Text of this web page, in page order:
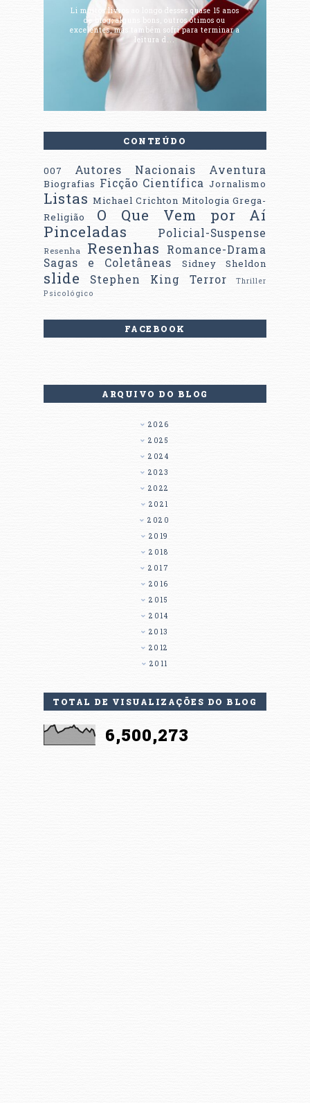
Li muitos livros ao longo desses quase 15 anos
de blog; alguns bons, outros ótimos ou
excelentes, mas também sofri para terminar a
leitura d...
CONTEÚDO
007 Autores Nacionais Aventura
Biografias Ficção Científica Jornalismo
Listas Michael Crichton Mitologia Grega-
Religião
O Que Vem por Aí
Pinceladas
Policial-Suspense
Resenha Resenhas
Romance-Drama
Sagas e Coletâneas
Sidney Sheldon
slide Stephen King Terror
Thriller
Psicológico
FACEBOOK
ARQUIVO DO BLOG
2026
2025
2024
2023
2022
2021
2020
2019
2018
2017
2016
2015
2014
2013
2012
2011
TOTAL DE VISUALIZAÇÕES DO BLOG
6,500,273